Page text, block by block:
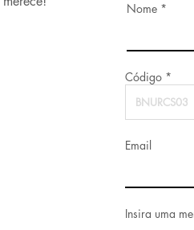
Nome
Código
Email
Insira uma